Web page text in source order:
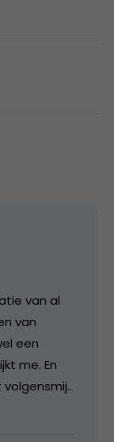
van al
van
een
me. En